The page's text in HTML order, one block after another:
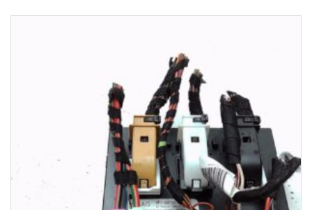
1-3 Werktage